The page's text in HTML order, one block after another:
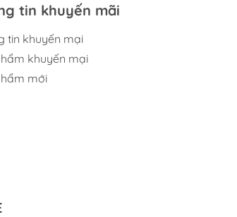
tin khuyến mãi
tin khuyến mại
khuyến mại
mới